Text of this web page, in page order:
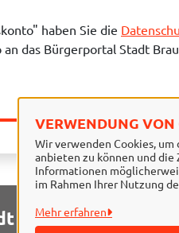
VERWENDUNG VON
Wir verwenden Cookies,
anbieten zu können und
Informationen
im Rahmen Ihrer Nutzung
Mehr erfahren
haben Sie die
das Bürgerportal Stadt
Braunschweig